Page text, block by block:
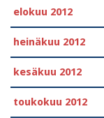
elokuu 2012
heinäkuu 2012
kesäkuu 2012
toukokuu 2012